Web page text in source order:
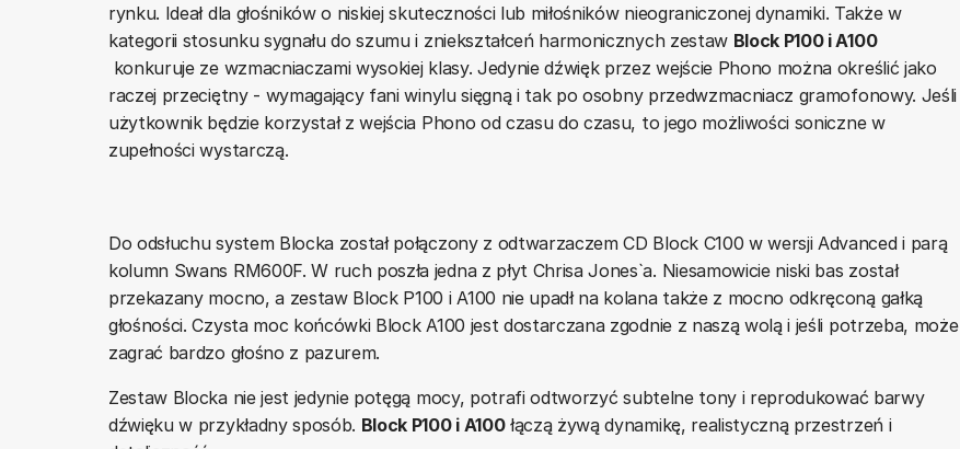
rynku. Ideał dla głośników o niskiej skuteczności lub miłośników nieograniczonej dynamiki. Także w
kategorii stosunku sygnału do szumu i zniekształceń harmonicznych zestaw Block P100 i A100
konkuruje ze wzmacniaczami wysokiej klasy. Jedynie dźwięk przez wejście Phono można określić jako
raczej przeciętny - wymagający fani winylu sięgną i tak po osobny przedwzmacniacz gramofonowy. Jeśli
użytkownik będzie korzystał z wejścia Phono od czasu do czasu, to jego możliwości soniczne w
zupełności wystarczą.
Do odsłuchu system Blocka został połączony z odtwarzaczem CD Block C100 w wersji Advanced i parą
kolumn Swans RM600F. W ruch poszła jedna z płyt Chrisa Jones`a. Niesamowicie niski bas został
przekazany mocno, a zestaw Block P100 i A100 nie upadł na kolana także z mocno odkręconą gałką
głośności. Czysta moc końcówki Block A100 jest dostarczana zgodnie z naszą wolą i jeśli potrzeba, może
zagrać bardzo głośno z pazurem.
Zestaw Blocka nie jest jedynie potęgą mocy, potrafi odtworzyć subtelne tony i reprodukować barwy
dźwięku w przykładny sposób. Block P100 i A100łączą żywą dynamikę, realistyczną przestrzeń i